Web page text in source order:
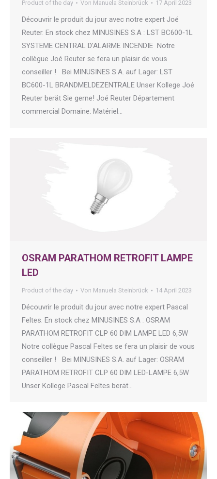
Product of the day Von Manuela Steinbrück 17 April 2023
Découvrir le produit du jour avec notre expert Joé
Reuter. En stock chez MINUSINES S.A : LST BC600-1L
SYSTEME CENTRAL D’ALARME INCENDIE Notre
collègue Joé Reuter se fera un plaisir de vous
conseiller ! Bei MINUSINES S.A. auf Lager: LST
BC600-1L BRANDMELDEZENTRALE Unser Kollege Joé
Reuter berät Sie gerne! Joé Reuter Département
commercial Domaine: Matériel…
OSRAM PARATHOM RETROFIT LAMPE
LED
Product of the day Von Manuela Steinbrück 14 April 2023
Découvrir le produit du jour avec notre expert Pascal
Feltes. En stock chez MINUSINES S.A : OSRAM
PARATHOM RETROFIT CLP 60 DIM LAMPE LED 6,5W
Notre collègue Pascal Feltes se fera un plaisir de vous
conseiller ! Bei MINUSINES S.A. auf Lager: OSRAM
PARATHOM RETROFIT CLP 60 DIM LED-LAMPE 6,5W
Unser Kollege Pascal Feltes berät…